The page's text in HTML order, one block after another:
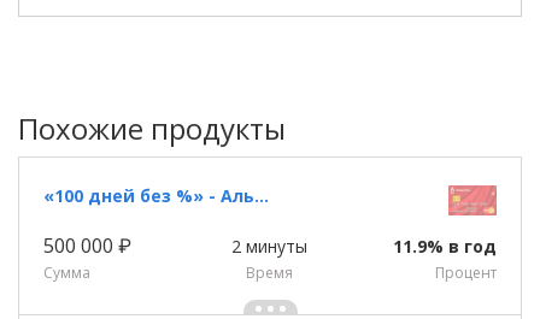
Похожие продукты
«100 дней без %» - Альфа Банк
500 000 ₽
Сумма
2 минуты
Время
11.9% в год
Процент